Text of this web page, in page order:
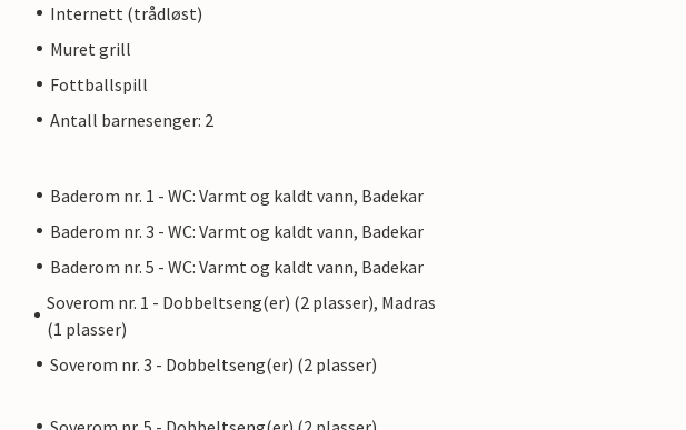
Internett (trådløst)
Muret grill
Fottballspill
Antall barnesenger: 2
Baderom nr. 1 - WC: Varmt og kaldt vann, Badekar
Baderom nr. 3 - WC: Varmt og kaldt vann, Badekar
Baderom nr. 5 - WC: Varmt og kaldt vann, Badekar
Soverom nr. 1 - Dobbeltseng(er) (2 plasser), Madras
(1 plasser)
Soverom nr. 3 - Dobbeltseng(er) (2 plasser)